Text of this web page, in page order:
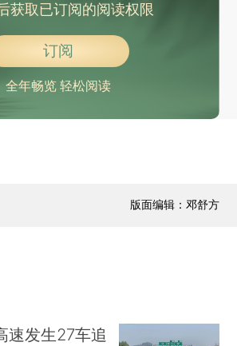
获取已订阅的阅读权限
订阅
全年畅览 轻松阅读
版面编辑：邓舒方
速发生27车追